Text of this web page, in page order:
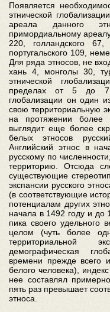
Появляется
этнической
ареала данного
примордиальному
220, голландского 67,
португальского 109,
Для ряда этносов, не
хань 4, монголы 30,
этнической
пределах от 5 до 7.
глобализации он один
свою территориальную
на протяжении более
выглядит еще более
белых этносов
Английский этнос в
русскому по
территорию. Отсюда
существующие
экспансии русского
(в соответствующие
потенциалам других
начала в 1492 году и до
пика своего удельного
целом (чуть более
территориальной
демографическая
времени прежде всего
белого человека),
нее составлял
пять раз превышает
этноса.